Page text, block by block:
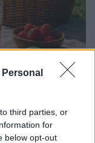
third parties, or
for
below opt-out
velünk, sokaknak